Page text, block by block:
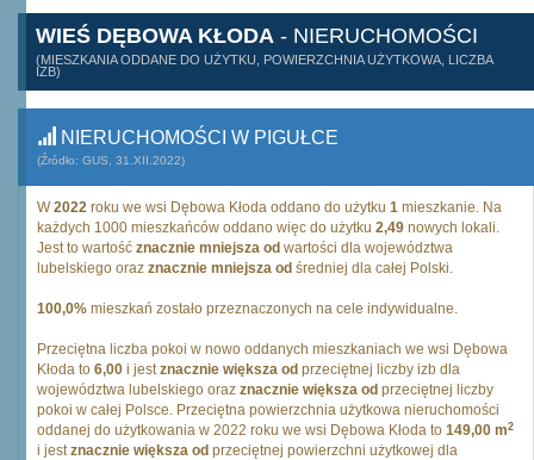
WIEŚ DĘBOWA KŁODA - NIERUCHOMOŚCI
(MIESZKANIA ODDANE DO UŻYTKU, POWIERZCHNIA UŻYTKOWA, LICZBA
IZB)
NIERUCHOMOŚCI W PIGUŁCE
(Źródło: GUS, 31.XII.2022)
W2022 roku we wsi Dębowa Kłoda oddano do użytku 1 mieszkanie. Na
każdych 1000 mieszkańców oddano więc do użytku 2,49 nowych lokali.
Jest to wartość znacznie mniejsza od wartości dla województwa
lubelskiego oraz znacznie mniejsza od średniej dla całej Polski.
100,0% mieszkań zostało przeznaczonych na cele indywidualne.
Przeciętna liczba pokoi w nowo oddanych mieszkaniach we wsi Dębowa
Kłoda to 6,00 i jestznacznie większa od przeciętnej liczby izb dla
województwa lubelskiego oraz znacznie większa od przeciętnej liczby
pokoi w całej Polsce. Przeciętna powierzchnia użytkowa nieruchomości
oddanej do użytkowania w 2022 roku we wsi Dębowa Kłoda to 149,00 m2
i jestznacznie większa od przeciętnej powierzchni użytkowej dla